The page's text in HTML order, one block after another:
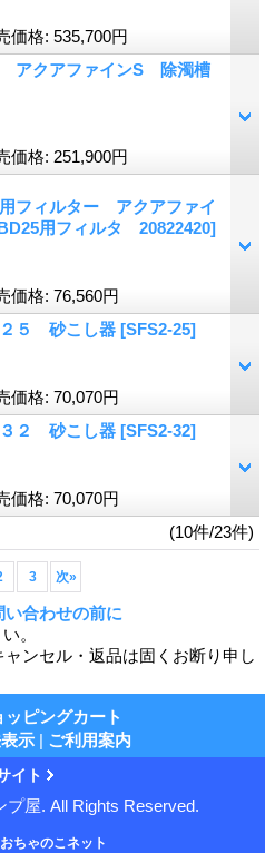
価格: 535,700円
アクアファインS 除濁槽
価格: 251,900円
フィルター アクアファイ
用フィルタ 20822420]
価格: 76,560円
２５ 砂こし器 [SFS2-25]
価格: 70,070円
３２ 砂こし器 [SFS2-32]
価格: 70,070円
(10件/23件)
3 次»
い合わせの前に
。
ンセル・返品は固くお断り申し
ッピングカート
示 | ご利用案内
イト
プ屋. All Rights Reserved.
おちゃのこネット